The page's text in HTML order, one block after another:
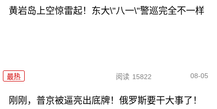
黄岩岛上空惊雷起！东大\"八一\"警巡完全不一样
最热 阅读 15822 08-05
刚刚，普京被逼亮出底牌！俄罗斯要干大事了！